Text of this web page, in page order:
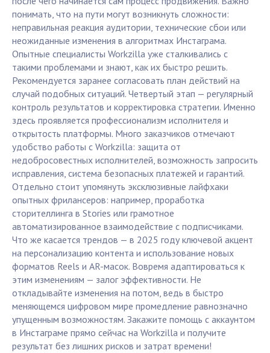
понимать, что на пути могут возникнуть сложности:
неправильная реакция аудитории, технические сбои или
неожиданные изменения в алгоритмах Инстаграма.
Опытные специалисты Workzilla уже сталкивались с
такими проблемами и знают, как их быстро решить.
Рекомендуется заранее согласовать план действий на
случай подобных ситуаций. Четвертый этап — регулярный
контроль результатов и корректировка стратегии. Именно
здесь проявляется профессионализм исполнителя и
открытость платформы. Много заказчиков отмечают
удобство работы с Workzilla: защита от
недобросовестных исполнителей, возможность запросить
исправления, система безопасных платежей и гарантий.
Отдельно стоит упомянуть эксклюзивные лайфхаки
опытных фрилансеров: например, проработка
сторителлинга в Stories или грамотное
автоматизированное взаимодействие с подписчиками.
Что же касается трендов — в 2025 году ключевой акцент
на персонализацию контента и использование новых
форматов Reels и AR-масок. Вовремя адаптироваться к
этим изменениям — залог эффективности. Не
откладывайте изменения на потом, ведь в быстро
меняющемся цифровом мире промедление равнозначно
упущенным возможностям. Закажите помощь с аккаунтом
в Инстаграме прямо сейчас на Workzilla и получите
результат без лишних рисков и затрат времени!